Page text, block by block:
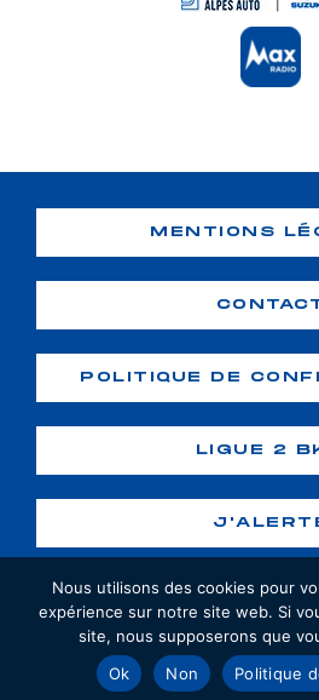
MENTIONS
POLITIQUE DE
LIGUE 2
Copyright ©2026
réservés.
Nous utilisons des cookies pour
expérience sur notre site web. Si
site, nous supposerons que
Ok
Non Politique